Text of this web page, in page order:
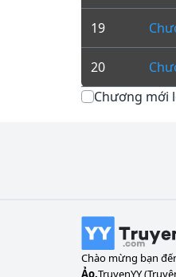
19
20
Chương mới
Chào mừng bạn
Ảo.TruyenYY